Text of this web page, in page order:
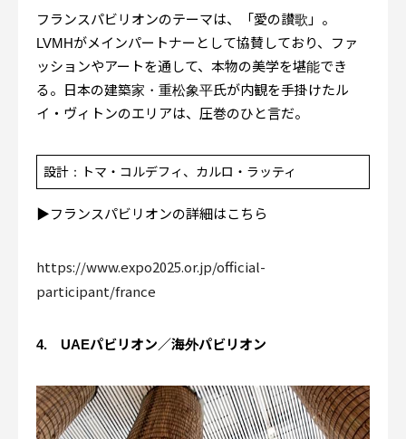
フランスパビリオンのテーマは、「愛の讃歌」。
LVMHがメインパートナーとして協賛しており、ファ
ッションやアートを通して、本物の美学を堪能でき
る。日本の建築家・重松象平氏が内観を手掛けたル
イ・ヴィトンのエリアは、圧巻のひと言だ。
設計：トマ・コルデフィ、カルロ・ラッティ
▶︎フランスパビリオンの詳細はこちら
https://www.expo2025.or.jp/official-
participant/france
4. UAEパビリオン／海外パビリオン